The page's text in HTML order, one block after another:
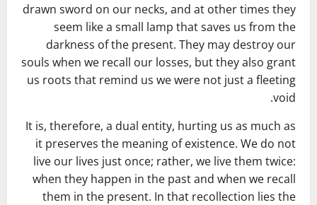
drawn sword on our necks, and at other times they
seem like a small lamp that saves us from the
darkness of the present. They may destroy our
souls when we recall our losses, but they also grant
us roots that remind us we were not just a fleeting
void.
It is, therefore, a dual entity, hurting us as much as
it preserves the meaning of existence. We do not
live our lives just once; rather, we live them twice:
when they happen in the past and when we recall
them in the present. In that recollection lies the